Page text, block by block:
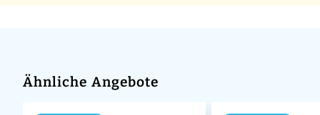
Ähnliche Angebote